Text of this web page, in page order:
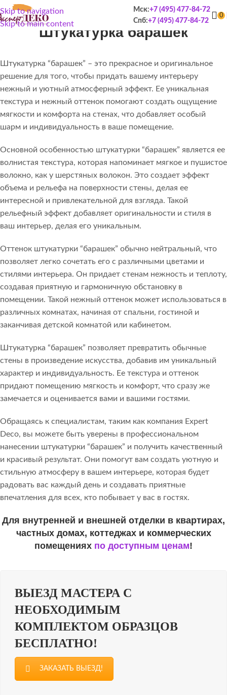
Skip to navigation
Skip to main content
Мск:+7 (495) 477-84-72
Спб:+7 (495) 477-84-72
0
Штукатурка барашек
Штукатурка “барашек” – это прекрасное и оригинальное
решение для того, чтобы придать вашему интерьеру
нежный и уютный атмосферный эффект. Ее уникальная
текстура и нежный оттенок помогают создать ощущение
мягкости и комфорта на стенах, что добавляет особый
шарм и индивидуальность в ваше помещение.
Основной особенностью штукатурки “барашек” является ее
волнистая текстура, которая напоминает мягкое и пушистое
волокно, как у шерстяных волокон. Это создает эффект
объема и рельефа на поверхности стены, делая ее
интересной и привлекательной для взгляда. Такой
рельефный эффект добавляет оригинальности и стиля в
ваш интерьер, делая его уникальным.
Оттенок штукатурки “барашек” обычно нейтральный, что
позволяет легко сочетать его с различными цветами и
стилями интерьера. Он придает стенам нежность и теплоту,
создавая приятную и гармоничную обстановку в
помещении. Такой нежный оттенок может использоваться в
различных комнатах, начиная от спальни, гостиной и
заканчивая детской комнатой или кабинетом.
Штукатурка “барашек” позволяет превратить обычные
стены в произведение искусства, добавив им уникальный
характер и индивидуальность. Ее текстура и оттенок
придают помещению мягкость и комфорт, что сразу же
замечается и оценивается вами и вашими гостями.
Обращаясь к специалистам, таким как компания Expert
Deco, вы можете быть уверены в профессиональном
нанесении штукатурки “барашек” и получить качественный
и красивый результат. Они помогут вам создать уютную и
стильную атмосферу в вашем интерьере, которая будет
радовать вас каждый день и создавать приятные
впечатления для всех, кто побывает у вас в гостях.
Для внутренней и внешней отделки в квартирах,
частных домах, коттеджах и коммерческих
помещениях по доступным ценам!
ВЫЕЗД МАСТЕРА С
НЕОБХОДИМЫМ
КОМПЛЕКТОМ ОБРАЗЦОВ
БЕСПЛАТНО!
ЗАКАЗАТЬ ВЫЕЗД!